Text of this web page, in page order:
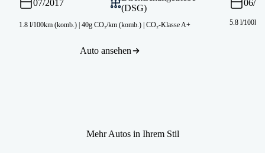
07/2017
(DSG)
1.8 l/100km (komb.) | 40g CO₂/km (komb.) | CO₂-Klasse A+
Auto ansehen
06/
5.8 l/
Mehr Autos in Ihrem Stil